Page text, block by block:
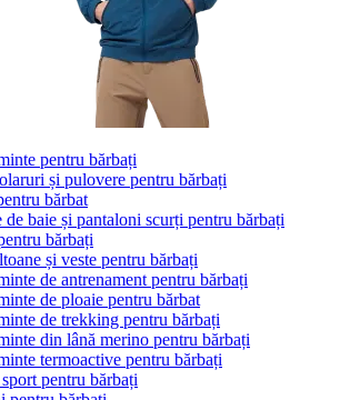
pentru bărbați
și pulovere pentru bărbați
bărbat
de baie și pantaloni scurți pentru bărbați
bărbați
și veste pentru bărbați
de antrenament pentru bărbați
de ploaie pentru bărbat
de trekking pentru bărbați
din lână merino pentru bărbați
termoactive pentru bărbați
pentru bărbați